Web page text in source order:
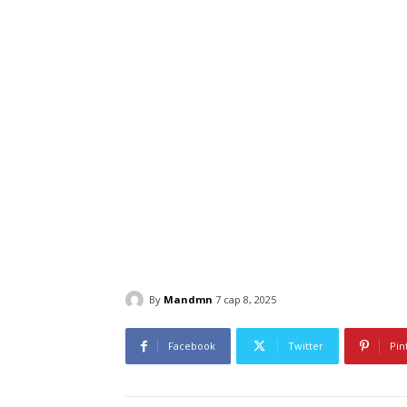
By Mandmn 7 сар 8, 2025
Facebook Twitter